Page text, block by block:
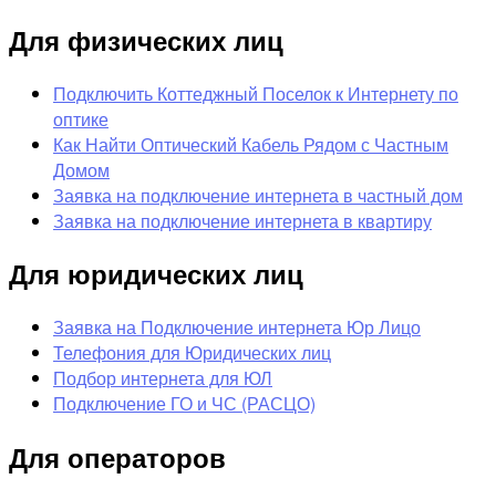
Для физических лиц
Подключить Коттеджный Поселок к Интернету по
оптике
Как Найти Оптический Кабель Рядом с Частным
Домом
Заявка на подключение интернета в частный дом
Заявка на подключение интернета в квартиру
Для юридических лиц
Заявка на Подключение интернета Юр Лицо
Телефония для Юридических лиц
Подбор интернета для ЮЛ
Подключение ГО и ЧС (РАСЦО)
Для операторов